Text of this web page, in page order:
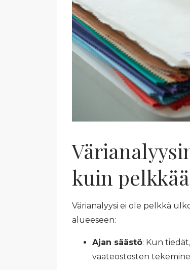
kuin
Värianalyysi ei ole pelkkä
alueeseen:
Ajan säästö: Kun
vaateostosten